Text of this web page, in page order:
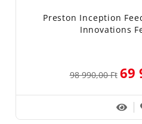
Preston Inception
Innovations
98 990,00 Ft 69